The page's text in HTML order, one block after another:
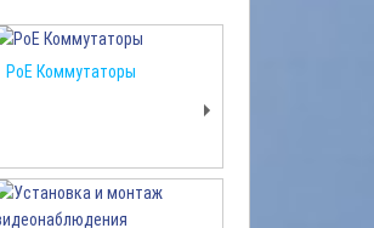
PoE Коммутаторы